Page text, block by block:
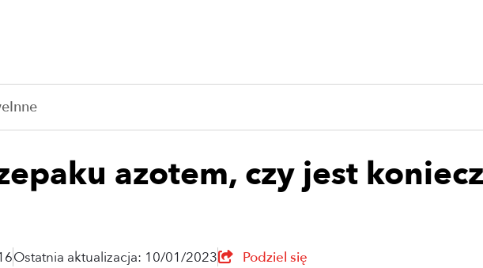
Inne
azotem, czy jest
Ostatnia aktualizacja: 10/01/2023 Podziel się